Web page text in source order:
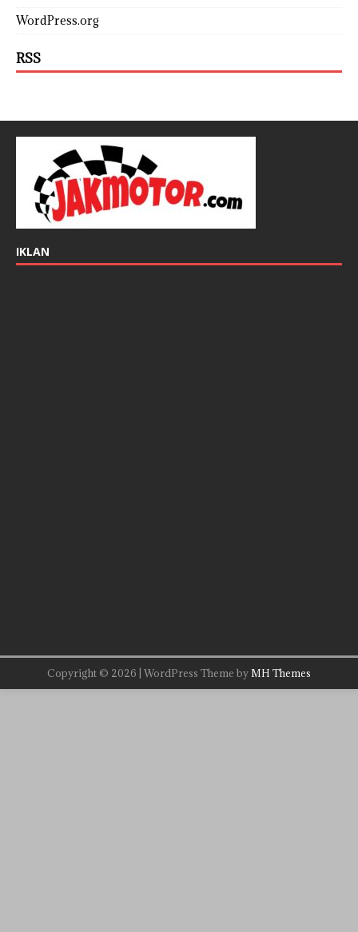
WordPress.org
RSS
IKLAN
Copyright © 2026 | WordPress Theme by MH Themes